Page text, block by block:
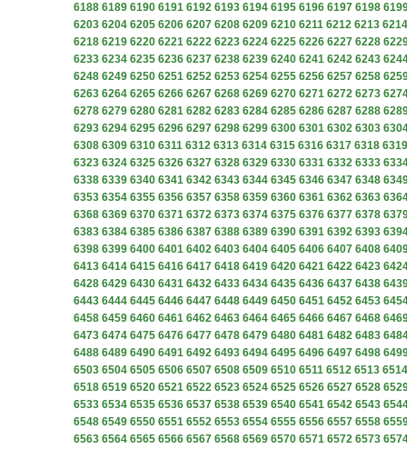
6188 6189 6190 6191 6192 6193 6194 6195 6196 6197 6198
6203 6204 6205 6206 6207 6208 6209 6210 6211 6212 6213 6214
6218 6219 6220 6221 6222 6223 6224 6225 6226 6227 6228
6233 6234 6235 6236 6237 6238 6239 6240 6241 6242 6243
6248 6249 6250 6251 6252 6253 6254 6255 6256 6257 6258
6263 6264 6265 6266 6267 6268 6269 6270 6271 6272 6273
6278 6279 6280 6281 6282 6283 6284 6285 6286 6287 6288
6293 6294 6295 6296 6297 6298 6299 6300 6301 6302 6303
6308 6309 6310 6311 6312 6313 6314 6315 6316 6317 6318 6319
6323 6324 6325 6326 6327 6328 6329 6330 6331 6332 6333
6338 6339 6340 6341 6342 6343 6344 6345 6346 6347 6348
6353 6354 6355 6356 6357 6358 6359 6360 6361 6362 6363
6368 6369 6370 6371 6372 6373 6374 6375 6376 6377 6378
6383 6384 6385 6386 6387 6388 6389 6390 6391 6392 6393
6398 6399 6400 6401 6402 6403 6404 6405 6406 6407 6408
6413 6414 6415 6416 6417 6418 6419 6420 6421 6422 6423
6428 6429 6430 6431 6432 6433 6434 6435 6436 6437 6438
6443 6444 6445 6446 6447 6448 6449 6450 6451 6452 6453
6458 6459 6460 6461 6462 6463 6464 6465 6466 6467 6468
6473 6474 6475 6476 6477 6478 6479 6480 6481 6482 6483
6488 6489 6490 6491 6492 6493 6494 6495 6496 6497 6498
6503 6504 6505 6506 6507 6508 6509 6510 6511 6512 6513 6514
6518 6519 6520 6521 6522 6523 6524 6525 6526 6527 6528
6533 6534 6535 6536 6537 6538 6539 6540 6541 6542 6543
6548 6549 6550 6551 6552 6553 6554 6555 6556 6557 6558
6563 6564 6565 6566 6567 6568 6569 6570 6571 6572 6573